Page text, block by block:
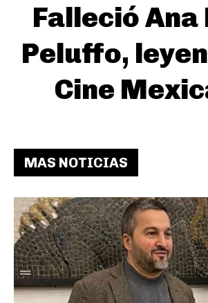
Falleció Ana
Peluffo,
Cine
MAS NOTICIAS